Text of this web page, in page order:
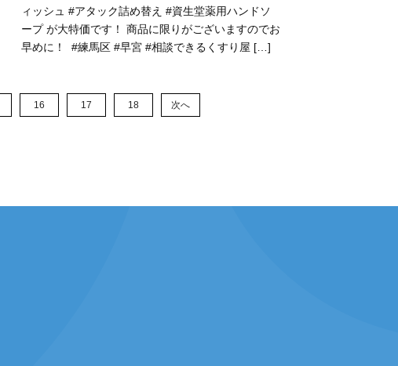
ィッシュ #アタック詰め替え #資生堂薬用ハンドソ
ープ が大特価です！⁡ ⁡商品に限りがございますのでお
早めに！⁡ ⁡ #練馬区 #早宮 #相談できるくすり屋 […]
16 17 18 次へ